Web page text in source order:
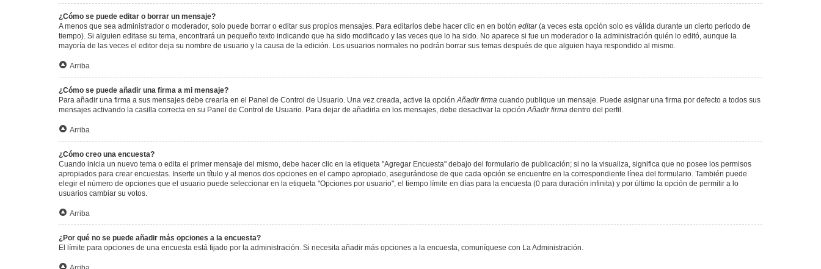
¿Cómo se puede editar o borrar un mensaje?
A menos que sea administrador o moderador, solo puede borrar o editar sus propios mensajes. Para editarlos debe hacer clic en en botón editar(a veces esta opción solo es válida durante un cierto periodo de
tiempo). Si alguien editase su tema, encontrará un pequeño texto indicando que ha sido modificado y las veces que lo ha sido. No aparece si fue un moderador o la administración quién lo editó, aunque la
mayoría de las veces el editor deja su nombre de usuario y la causa de la edición. Los usuarios normales no podrán borrar sus temas después de que alguien haya respondido al mismo.
Arriba
¿Cómo se puede añadir una firma a mi mensaje?
Para añadir una firma a sus mensajes debe crearla en el Panel de Control de Usuario. Una vez creada, active la opciónAñadir firma cuando publique un mensaje. Puede asignar una firma por defecto a todos sus
mensajes activando la casilla correcta en su Panel de Control de Usuario. Para dejar de añadirla en los mensajes, debe desactivar la opciónAñadir firma dentro del perfil.
Arriba
¿Cómo creo una encuesta?
Cuando inicia un nuevo tema o edita el primer mensaje del mismo, debe hacer clic en la etiqueta "Agregar Encuesta" debajo del formulario de publicación; si no la visualiza, significa que no posee los permisos
apropiados para crear encuestas. Inserte un título y al menos dos opciones en el campo apropiado, asegurándose de que cada opción se encuentre en la correspondiente línea del formulario. También puede
elegir el número de opciones que el usuario puede seleccionar en la etiqueta "Opciones por usuario", el tiempo límite en días para la encuesta (0 para duración infinita) y por último la opción de permitir a lo
usuarios cambiar su votos.
Arriba
¿Por qué no se puede añadir más opciones a la encuesta?
El límite para opciones de una encuesta está fijado por la administración. Si necesita añadir más opciones a la encuesta, comuníquese con La Administración.